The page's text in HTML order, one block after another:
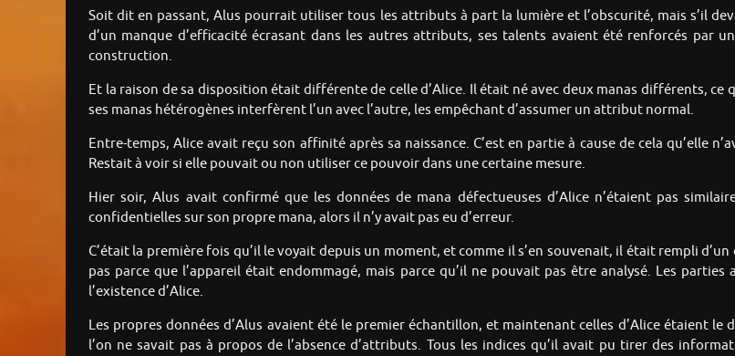
Soit dit en passant, Alus pourrait utiliser tous les attributs à part la lumière et l’obscurité, mais s’il
d’un manque d’efficacité écrasant dans les autres attributs, ses talents avaient été renforcés par
construction.
Et la raison de sa disposition était différente de celle d’Alice. Il était né avec deux manas différents,
ses manas hétérogènes interfèrent l’un avec l’autre, les empêchant d’assumer un attribut normal.
Entre-temps, Alice avait reçu son affinité après sa naissance. C’est en partie à cause de cela qu’elle
Restait à voir si elle pouvait ou non utiliser ce pouvoir dans une certaine mesure.
Hier soir, Alus avait confirmé que les données de mana défectueuses d’Alice n’étaient pas
confidentielles sur son propre mana, alors il n’y avait pas eu d’erreur.
C’était la première fois qu’il le voyait depuis un moment, et comme il s’en souvenait, il était rempli
pas parce que l’appareil était endommagé, mais parce qu’il ne pouvait pas être analysé. Les
l’existence d’Alice.
Les propres données d’Alus avaient été le premier échantillon, et maintenant celles d’Alice étaient
l’on ne savait pas à propos de l’absence d’attributs. Tous les indices qu’il avait pu tirer des